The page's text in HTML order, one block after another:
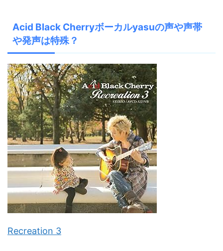
Acid Black Cherryボーカルyasuの声や声帯
や発声は特殊？
Recreation 3